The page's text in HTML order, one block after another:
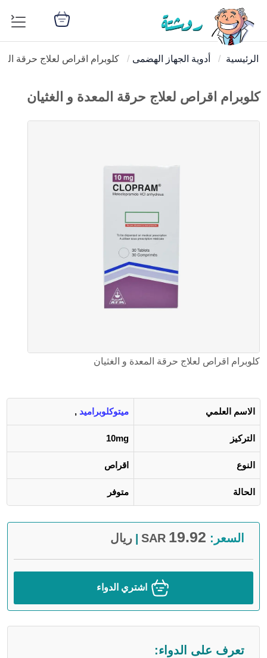
الرئيسية أدوية الجهاز الهضمى كلوبرام اقراص لعلاج حرقة
كلوبرام اقراص لعلاج حرقة المعدة و الغثيان
كلوبرام اقراص لعلاج حرقة المعدة و الغثيان
الاسم العلمي ميتوكلوبراميد ,
التركيز 10mg
النوع اقراص
الحالة متوفر
السعر: 19.92
SAR ريال
اشتري الدواء
تعرف على الدواء: